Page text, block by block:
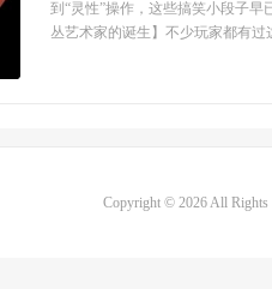
到“灵性”操作，这些搞笑小段子
丛艺术家的诞生】不少玩家都有过
Copyright © 2026 All